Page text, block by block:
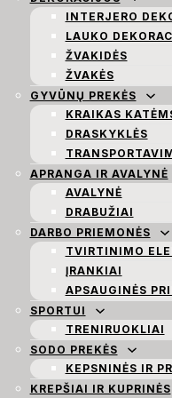
INTERJERO
LAUKO
ŽVAKIDĖS
ŽVAKĖS
GYVŪNŲ PREKĖS
KRAIKAS
DRASKYKLĖS
APRANGA IR AVALYNĖ
AVALYNĖ
DRABUŽIAI
DARBO PRIEMONĖS
TVIRTINIMO
ĮRANKIAI
APSAUGINĖS
SPORTUI
TRENIRUOKLIAI
SODO PREKĖS
KEPSNINĖS IR
KREPŠIAI IR KUPRINĖS